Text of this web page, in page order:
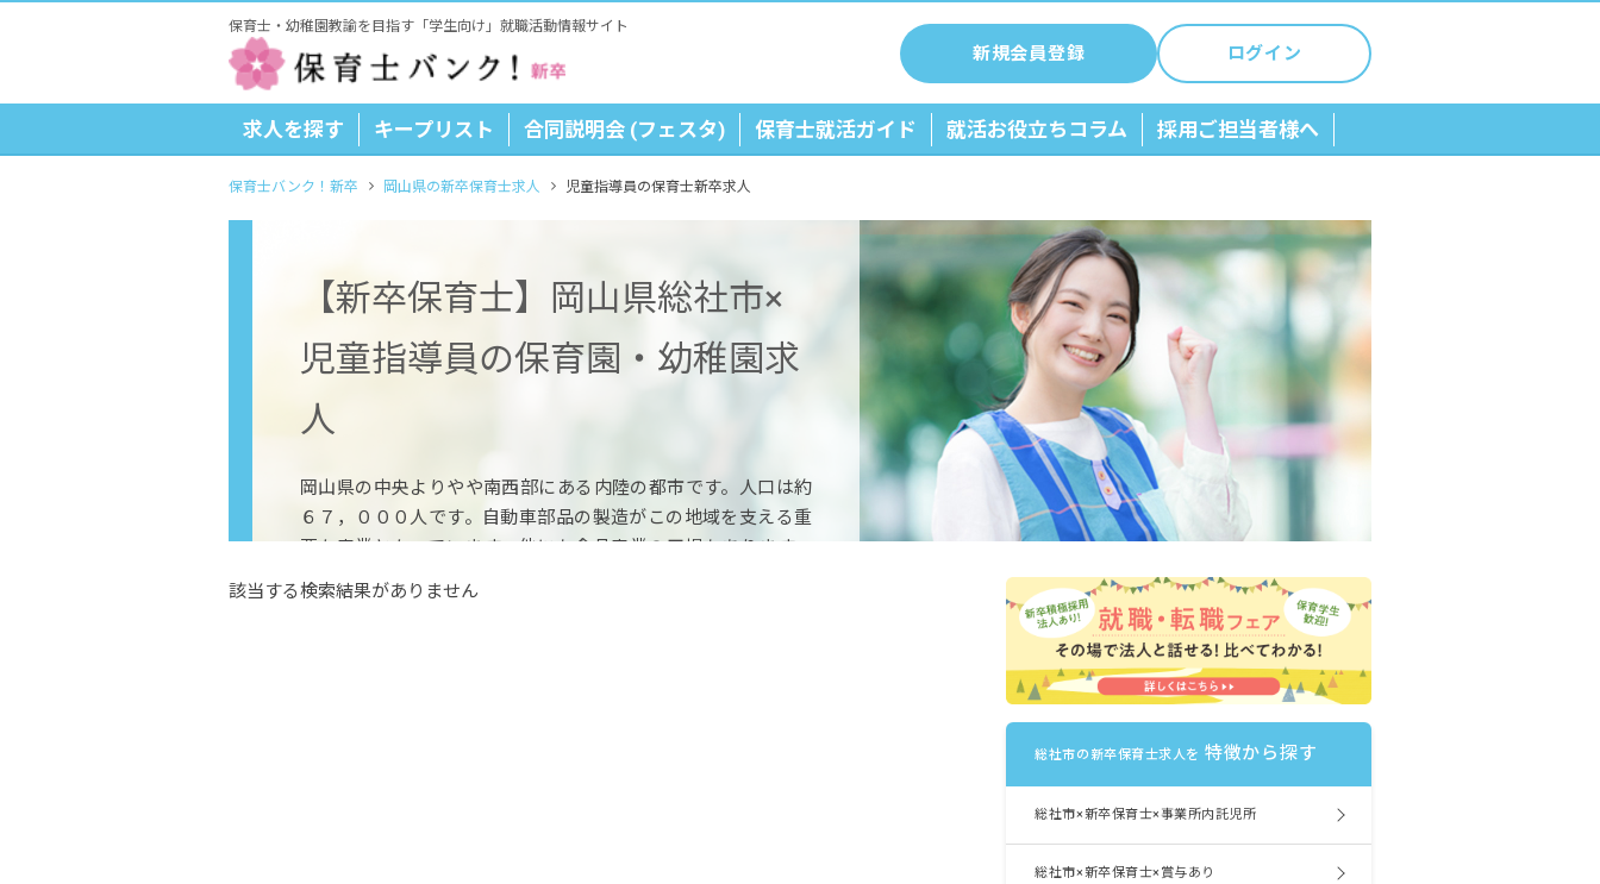
保育士・幼稚園教諭を目指す「学生向け」就職活動情報サイト
新規会員登録 ログイン
求人を探す キープリスト 合同説明会 (フェスタ) 保育士就活ガイド 就活お役立ちコラム 採用ご担当者様へ
保育士バンク！新卒 岡山県の新卒保育士求人 児童指導員の保育士新卒求人
【新卒保育士】岡山県総社市×
児童指導員の保育園・幼稚園求
人
岡山県の中央よりやや南西部にある内陸の都市です。人口は約
６７，０００人です。自動車部品の製造がこの地域を支える重
要な産業となっています。他にも食品産業の工場もあります。
農業も盛んでブドウ、モモ、イチゴなどの果物も栽培されてい
該当する検索結果がありません
総社市の新卒保育士求人を 特徴から探す
総社市×新卒保育士×事業所内託児所
総社市×新卒保育士×賞与あり